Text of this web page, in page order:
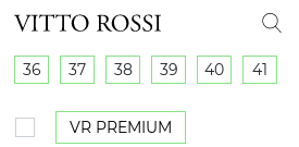
36 37 38 39 40 41
VR PREMIUM